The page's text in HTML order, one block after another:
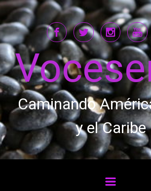
Saltar al contenido principal
Caminando
y el Caribe